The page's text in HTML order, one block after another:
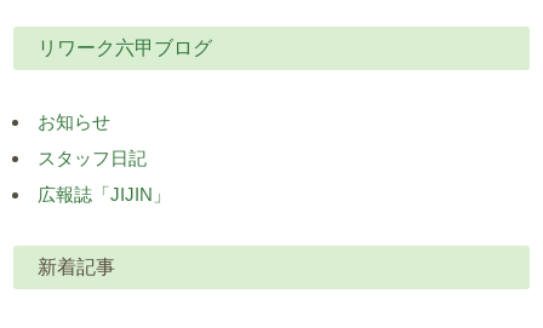
リワーク六甲ブログ
お知らせ
スタッフ日記
広報誌「JIJIN」
新着記事